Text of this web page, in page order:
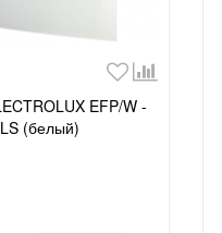
EFP/W -
(белый)